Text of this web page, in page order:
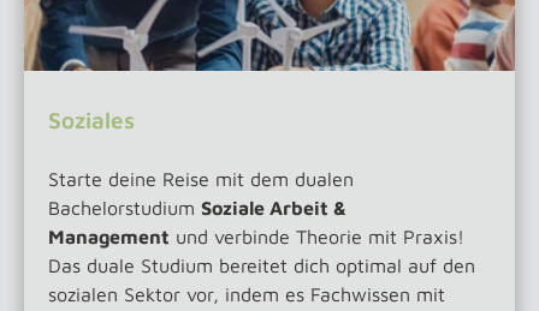
Soziales
Starte deine Reise mit dem dualen
Bachelorstudium Soziale Arbeit &
Management und verbinde Theorie mit Praxis!
Das duale Studium bereitet dich optimal auf den
sozialen Sektor vor, indem es Fachwissen mit